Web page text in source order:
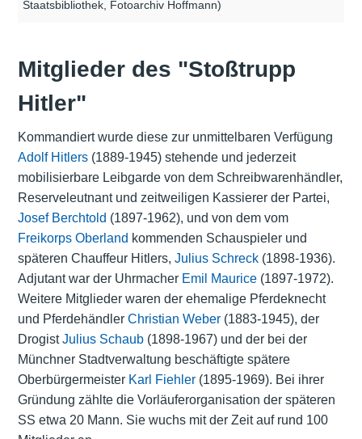
Staatsbibliothek, Fotoarchiv Hoffmann)
Mitglieder des "Stoßtrupp
Hitler"
Kommandiert wurde diese zur unmittelbaren Verfügung
Adolf Hitlers(1889-1945) stehende und jederzeit
mobilisierbare Leibgarde von dem Schreibwarenhändler,
Reserveleutnant und zeitweiligen Kassierer der Partei,
Josef Berchtold (1897-1962), und von dem vom
Freikorps Oberland kommenden Schauspieler und
späteren Chauffeur Hitlers, Julius Schreck(1898-1936).
Adjutant war der Uhrmacher Emil Maurice(1897-1972).
Weitere Mitglieder waren der ehemalige Pferdeknecht
und Pferdehändler Christian Weber(1883-1945), der
DrogistJulius Schaub(1898-1967) und der bei der
Münchner Stadtverwaltung beschäftigte spätere
Oberbürgermeister Karl Fiehler(1895-1969). Bei ihrer
Gründung zählte die Vorläuferorganisation der späteren
SS etwa 20 Mann. Sie wuchs mit der Zeit auf rund 100